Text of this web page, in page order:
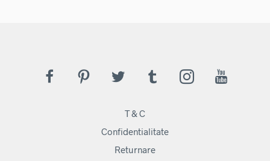
T & C
Confidentialitate
Returnare